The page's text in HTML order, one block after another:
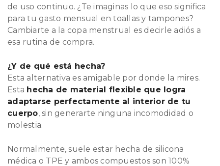
de uso continuo. ¿Te imaginas lo que eso significa
para tu gasto mensual en toallas y tampones?
Cambiarte a la copa menstrual es decirle adiós a
esa rutina de compra.
¿Y de qué está hecha?
Esta alternativa es amigable por donde la mires.
Esta hecha de material flexible que logra
adaptarse perfectamente al interior de tu
cuerpo, sin generarte ninguna incomodidad o
molestia.
Normalmente, suele estar hecha de silicona
médica o TPE y ambos compuestos son 100%